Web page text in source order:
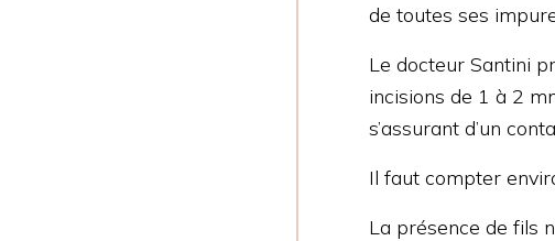
de toutes ses
Le docteur Santini
incisions de 1 à 2
s’assurant d’un
Il faut compter
La présence de fils